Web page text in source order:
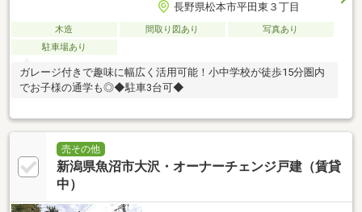
長野県松本市平田東３丁目
木造 間取り図あり
写真あり
駐車場あり
ガレージ付きで趣味に幅広く活用可能！小中学校が徒歩15分圏内
でお子様の通学も◎◆駐車3台可◆
売その他
新潟県魚沼市大沢・オーナーチェンジ戸建（賃貸
中）